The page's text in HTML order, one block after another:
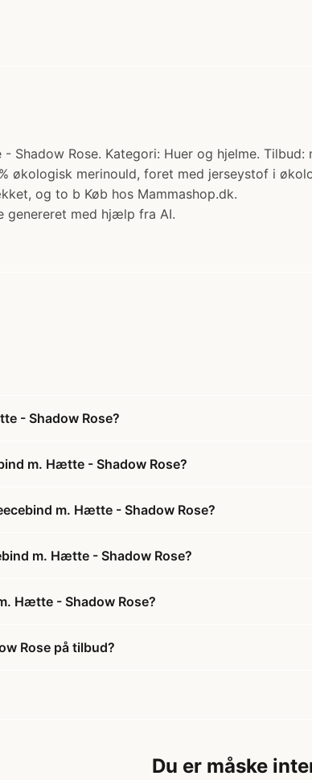
Shadow Rose. Kategori: Huer og hjelme.
økologisk merinould, foret med jerseystof i
og to b Køb hos Mammashop.dk.
genereret med hjælp fra AI.
- Shadow Rose?
m. Hætte - Shadow Rose?
m. Hætte - Shadow Rose?
m. Hætte - Shadow Rose?
Hætte - Shadow Rose?
Rose på tilbud?
Du er måske